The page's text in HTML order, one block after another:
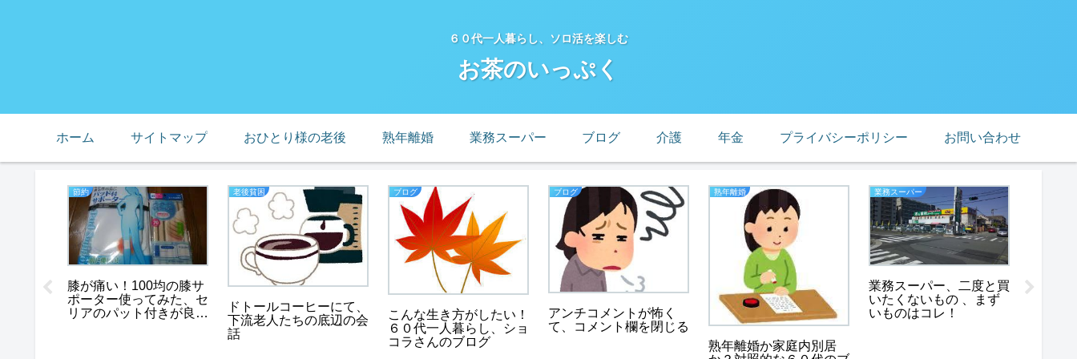
６０代一人暮らし、ソロ活を楽しむ
お茶のいっぷく
ホーム サイトマップ おひとり様の老後 熟年離婚 業務スーパー ブログ 介護 年金 プライバシーポリシー お問い合わせ
節約
膝が痛い！100均の膝サ
ポーター使ってみた、セ
リアのパット付きが良
老後貧困
ドトールコーヒーにて、
下流老人たちの底辺の会
話
ブログ
こんな生き方がしたい！
６０代一人暮らし、ショ
コラさんのブログ
ブログ
アンチコメントが怖く
て、コメント欄を閉じる
熟年離婚
熟年離婚か家庭内別居
業務スーパー
業務スーパー、二度と買
いたくないもの 、まず
いものはコレ！
業務ス